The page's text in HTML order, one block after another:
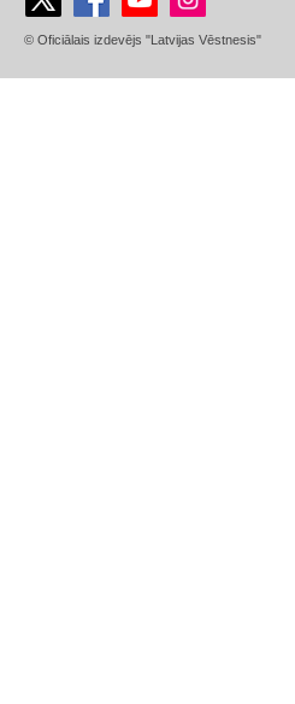
© Oficiālais izdevējs "Latvijas Vēstnesis"